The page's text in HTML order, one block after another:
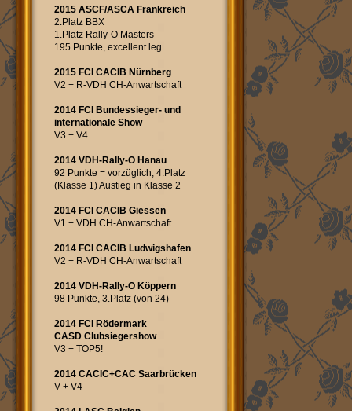
2015 ASCF/ASCA Frankreich
2.Platz BBX
1.Platz Rally-O Masters
195 Punkte, excellent leg
2015 FCI CACIB Nürnberg
V2 + R-VDH CH-Anwartschaft
2014 FCI Bundessieger- und
internationale Show
V3 + V4
2014 VDH-Rally-O Hanau
92 Punkte = vorzüglich, 4.Platz
(Klasse 1) Austieg in Klasse 2
2014 FCI CACIB Giessen
V1 + VDH CH-Anwartschaft
2014 FCI CACIB Ludwigshafen
V2 + R-VDH CH-Anwartschaft
2014 VDH-Rally-O Köppern
98 Punkte, 3.Platz (von 24)
2014 FCI Rödermark
CASD Clubsiegershow
V3 + TOP5!
2014 CACIC+CAC Saarbrücken
V + V4